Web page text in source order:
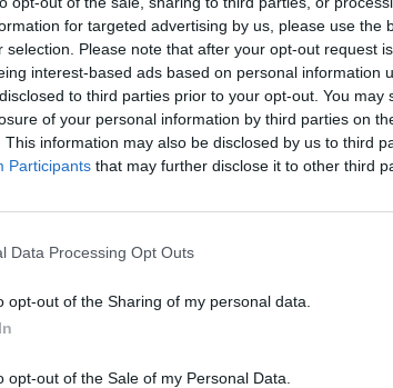
for targeted advertising by us, please use the
selection. Please note that after your opt-out request
interest-based ads based on personal information
to third parties prior to your opt-out. You may
of your personal information by third parties on
This information may also be disclosed by us to third
Participants that may further disclose it to other third
Data Processing Opt Outs
opt-out of the Sharing of my personal data.
opt-out of the Sale of my Personal Data.
ΕργασίαςBarman / Barista
Δεν βρέθηκαν αποτελέσματα για την